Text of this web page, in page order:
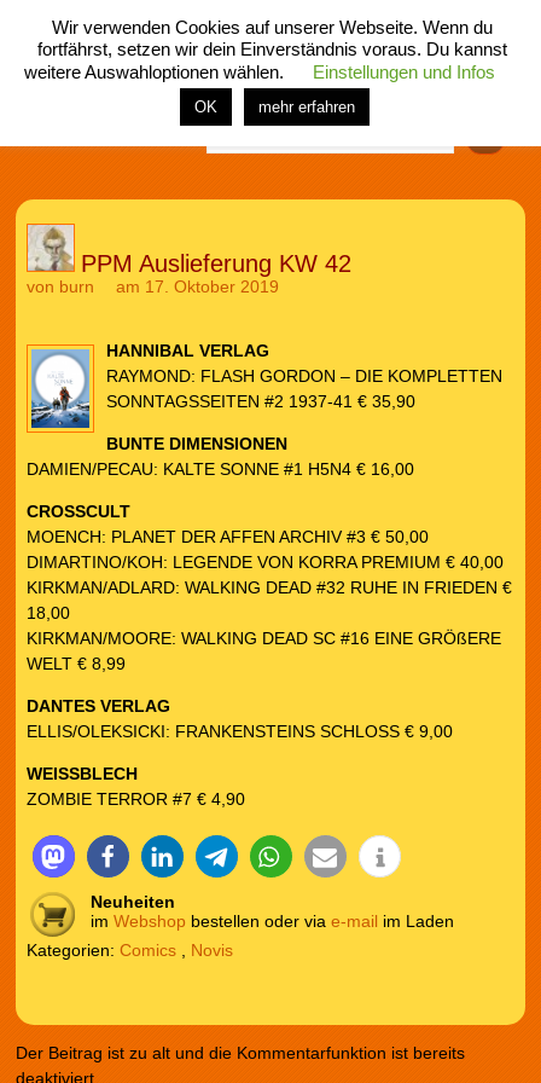
menü
home rubrik buch comic spiel fotos shop
PPM Auslieferung KW 42
von burn am 17. Oktober 2019
HANNIBAL VERLAG
RAYMOND: FLASH GORDON – DIE KOMPLETTEN
SONNTAGSSEITEN #2 1937-41 € 35,90
BUNTE DIMENSIONEN
DAMIEN/PECAU: KALTE SONNE #1 H5N4 € 16,00
CROSSCULT
MOENCH: PLANET DER AFFEN ARCHIV #3 € 50,00
DIMARTINO/KOH: LEGENDE VON KORRA PREMIUM € 40,00
KIRKMAN/ADLARD: WALKING DEAD #32 RUHE IN FRIEDEN €
18,00
KIRKMAN/MOORE: WALKING DEAD SC #16 EINE GRÖßERE
WELT € 8,99
DANTES VERLAG
ELLIS/OLEKSICKI: FRANKENSTEINS SCHLOSS € 9,00
WEISSBLECH
ZOMBIE TERROR #7 € 4,90
Neuheiten
im Webshop bestellen oder via e-mail im Laden
Kategorien: Comics, Novis
Der Beitrag ist zu alt und die Kommentarfunktion ist bereits
deaktiviert.
Wir verwenden Cookies auf unserer Webseite. Wenn du
fortfährst, setzen wir dein Einverständnis voraus. Du kannst
weitere Auswahloptionen wählen.
Einstellungen und Infos
OK mehr erfahren